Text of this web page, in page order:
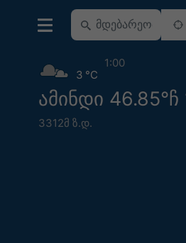
ამინდი 46.85°ჩ
3312მ ზ.დ.
3 °C
1:00